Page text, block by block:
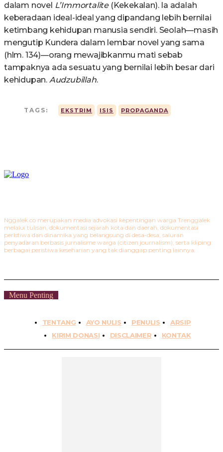
dalam novel L’Immortalite (Kekekalan). Ia adalah
keberadaan ideal-ideal yang dipandang lebih bernilai
ketimbang kehidupan manusia sendiri. Seolah—masih
mengutip Kundera dalam lembar novel yang sama
(hlm. 134)—orang mewajibkanmu mati sebab
tampaknya ada sesuatu yang bernilai lebih besar dari
kehidupan. Audzubillah.
TAGS: EKSTRIM ISIS PROPAGANDA
Nggalek.co merupakan media advokasi kepentingan warga Trenggalek
melalui tulisan, dokumentasi sejarah kota dan daerah, dokumentasi
peristiwa dan dinamika yang belangsung di desa-desa, saluran
penyadaran berbasis jurnalisme warga (citizen journalism), serta kliping
berbagai peristiwa keseharian yang tak dianggap penting lainnya.
Menu Penting
TENTANG AYO NULIS PENULIS
ARSIP
KIRIM DONASI
DISCLAIMER KONTAK